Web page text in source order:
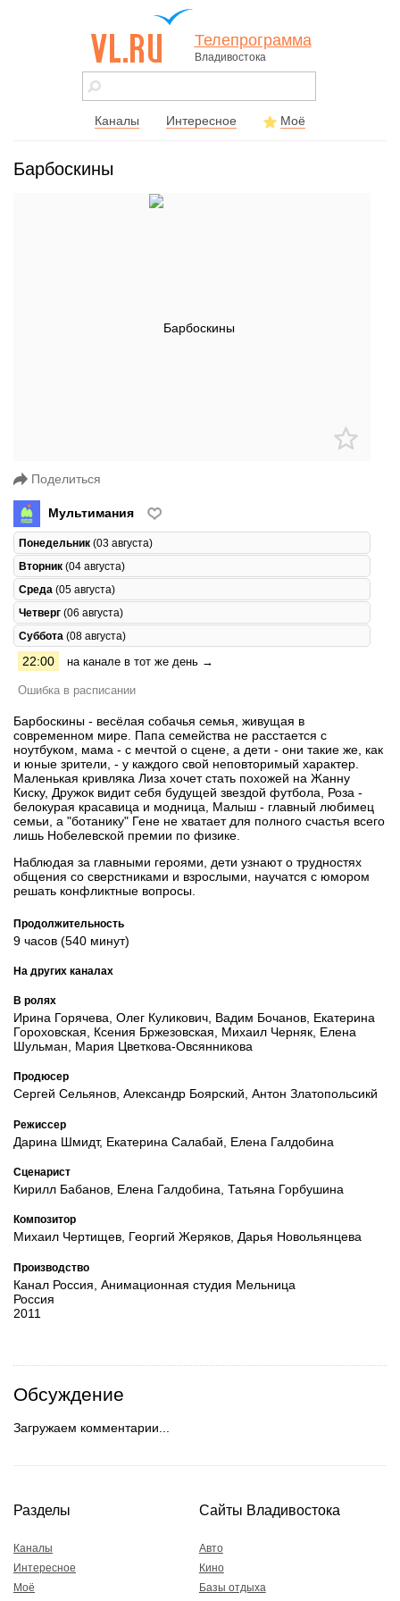
vl.ru - сайт
города
Телепрограмма
Владивостока
Каналы Интересное Моё
Барбоскины
Поделиться
Мультимания
Понедельник (03 августа)
Вторник (04 августа)
Среда (05 августа)
Четверг (06 августа)
Суббота (08 августа)
22:00 на канале в тот же день →
Ошибка в расписании
Барбоскины - весёлая собачья семья, живущая в
современном мире. Папа семейства не расстается с
ноутбуком, мама - с мечтой о сцене, а дети - они такие же, как
и юные зрители, - у каждого свой неповторимый характер.
Маленькая кривляка Лиза хочет стать похожей на Жанну
Киску, Дружок видит себя будущей звездой футбола, Роза -
белокурая красавица и модница, Малыш - главный любимец
семьи, а "ботанику" Гене не хватает для полного счастья всего
лишь Нобелевской премии по физике.
Наблюдая за главными героями, дети узнают о трудностях
общения со сверстниками и взрослыми, научатся с юмором
решать конфликтные вопросы.
Продолжительность
9 часов (540 минут)
На других каналах
В ролях
Ирина Горячева, Олег Куликович, Вадим Бочанов, Екатерина
Гороховская, Ксения Бржезовская, Михаил Черняк, Елена
Шульман, Мария Цветкова-Овсянникова
Продюсер
Сергей Сельянов, Александр Боярский, Антон Златопольсикй
Режиссер
Дарина Шмидт, Екатерина Салабай, Елена Галдобина
Сценарист
Кирилл Бабанов, Елена Галдобина, Татьяна Горбушина
Композитор
Михаил Чертищев, Георгий Жеряков, Дарья Новольянцева
Производство
Канал Россия, Анимационная студия Мельница
Россия
2011
Обсуждение
Загружаем комментарии...
Разделы
Каналы
Интересное
Моё
Сайты Владивостока
Авто
Кино
Базы отдыха